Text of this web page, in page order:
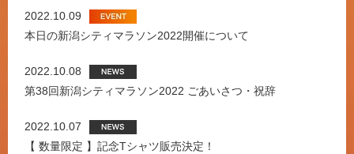
2022.10.09
本日の新潟シティマラソン2022開催について
2022.10.08
第38回新潟シティマラソン2022 ごあいさつ・祝辞
2022.10.07
【 数量限定 】記念Tシャツ販売決定！